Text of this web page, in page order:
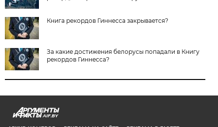
Книга рекордов Гиннесса закрывается?
За какие достижения белорусы попадали в Книгу
рекордов Гиннесса?
AIF.BY